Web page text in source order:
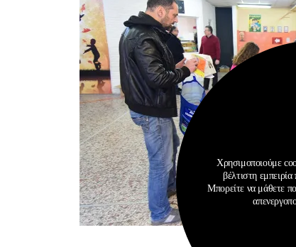
Χρησιμοποιούμε
βέλτιστη
Μπορείτε να μάθετε